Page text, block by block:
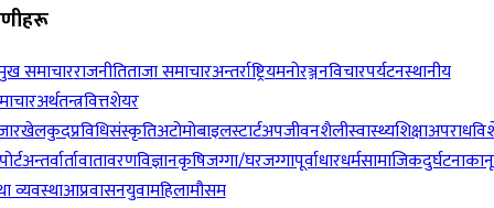
समाचारराजनीतिताजा समाचारअन्तर्राष्ट्रियमनोरञ्जनविचारपर्यटनस्थानीय
अर्थतन्त्रवित्तशेयर
खेलकुदप्रविधिसंस्कृतिअटोमोबाइलस्टार्टअपजीवनशैलीस्वास्थ्यशिक्षाअपराध
अन्तर्वार्तावातावरणविज्ञानकृषिजग्गा/घरजग्गापूर्वाधारधर्मसामाजिकदुर्घटना
व्यवस्थाआप्रवासनयुवामहिलामौसम